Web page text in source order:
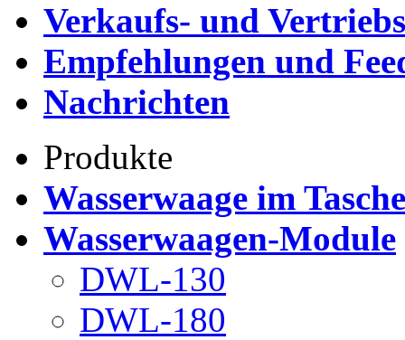
Verkaufs- und
Empfehlungen und
Nachrichten
Produkte
Wasserwaage im
Wasserwaagen-Module
DWL-130
DWL-180